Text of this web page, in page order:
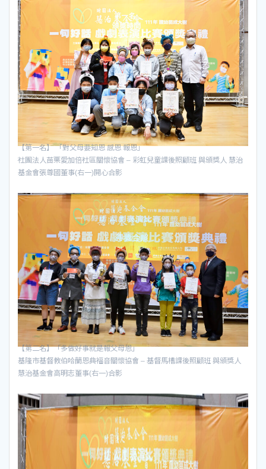
【第一名】 「對父母要知恩 感恩 報恩」
社團法人苗栗愛加倍社區關懷協會 – 彩虹兒童課後照顧班 與頒獎人 慧治
基金會張尊國董事(右一)開心合影
【第二名】「多做好事就是報父母恩」
基隆市基督教伯哈蘭恩典福音關懷協會 – 基督馬槽課後照顧班 與頒獎人
慧治基金會高明志董事(右一)合影